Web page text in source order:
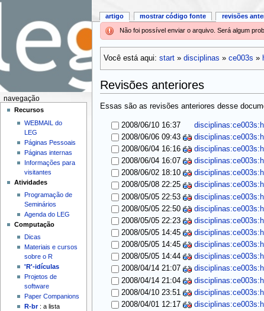
Não foi possível enviar o arquivo. Será algum
Você está aqui: start» disciplinas » ce003s »
Revisões anteriores
Essas são as revisões anteriores desse
2008/06/10 16:37
2008/06/06 09:43
2008/06/04 16:16
2008/06/04 16:07
2008/06/02 18:10
2008/05/08 22:25
2008/05/05 22:53
2008/05/05 22:50
2008/05/05 22:23
2008/05/05 14:45
2008/05/05 14:45
2008/05/05 14:44
2008/04/14 21:07
2008/04/14 21:04
2008/04/10 23:51
2008/04/01 12:17
artigo mostrar código fonte revisões
navegação
Recursos
WEBMAIL do
LEG
Páginas Pessoais
Páginas internas
Informações para
visitantes
Atividades
Programação de
Seminários
Agenda do LEG
Computação
Dicas
Materiais e cursos
sobre o R
'R'-idículas
Projetos de
software
Paper Companions
R-br: a lista